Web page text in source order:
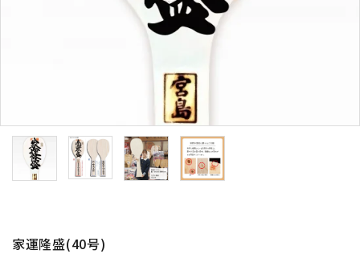
オーダーしゃもじ制作事例
包装について
プライバシーポリシー
家運隆盛(40号)